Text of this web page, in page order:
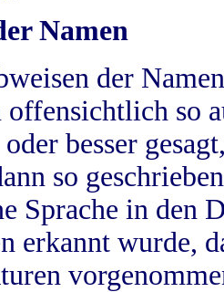
Namen
der
offensichtlich so
besser
so
Sprache in
erkannt wurde,